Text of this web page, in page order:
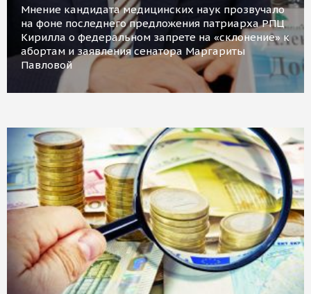
Мнение кандидата медицинских наук прозвучало
на фоне последнего предложения патриарха РПЦ
Кирилла о федеральном запрете на «склонение» к
абортам и заявления сенатора Маргариты
Павловой